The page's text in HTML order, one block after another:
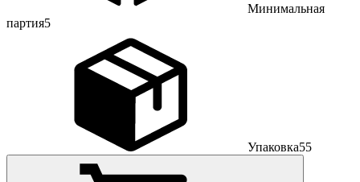
Минимальная
партия5
Упаковка55